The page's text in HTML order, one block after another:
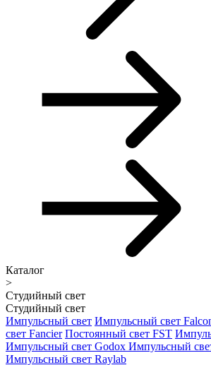
Каталог
>
Студийный свет
Студийный свет
Импульсный свет Импульсный свет
свет Fancier Постоянный свет FST
Импульсный свет Godox Импульсный
Импульсный свет Raylab